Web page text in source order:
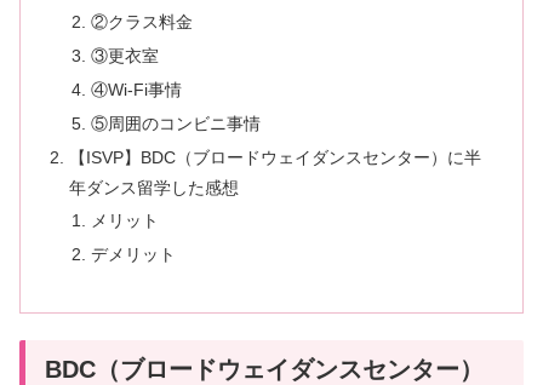
②クラス料金
③更衣室
④Wi-Fi事情
⑤周囲のコンビニ事情
【ISVP】BDC（ブロードウェイダンスセンター）に半
年ダンス留学した感想
メリット
デメリット
BDC（ブロードウェイダンスセンター）